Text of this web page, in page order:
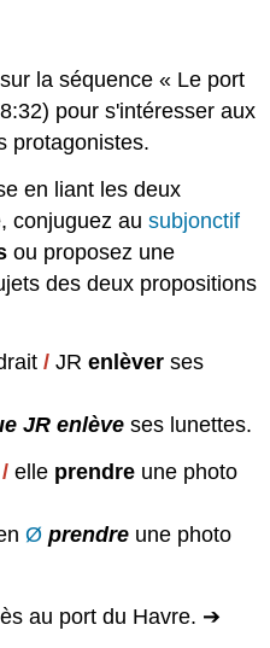
la séquence « Le port
pour s'intéresser aux
protagonistes.
en liant les deux
conjuguez ausubjonctif
ou proposez une
des deux propositions
/ JRenlèver ses
JR enlève ses lunettes.
/elle prendre une photo
Ø prendre une photo
au port du Havre. ➔